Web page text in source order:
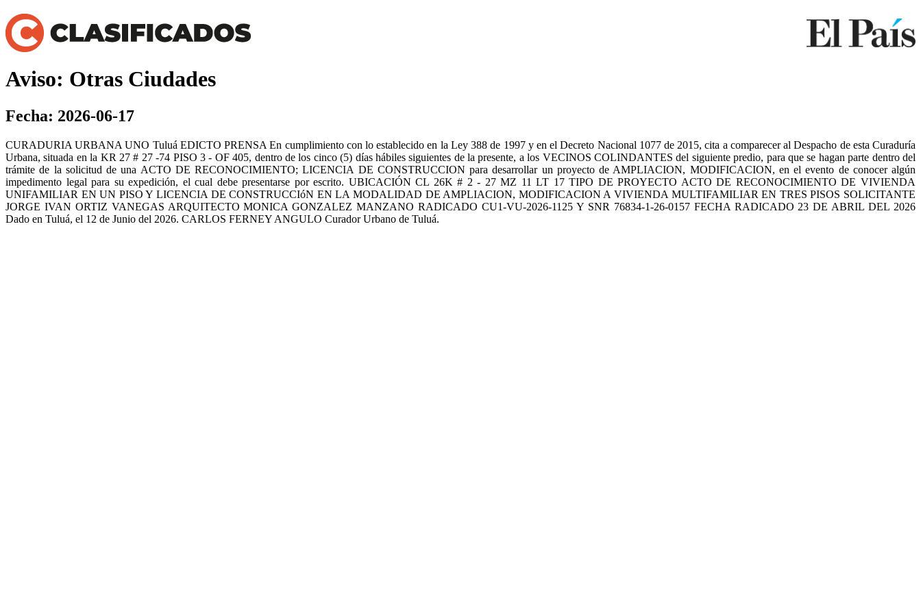
Aviso: Otras Ciudades
Fecha: 2026-06-17
CURADURIA URBANA UNO Tuluá EDICTO PRENSA En cumplimiento con lo establecido en la Ley 388 de 1997 y en el Decreto Nacional 1077 de 2015, cita a comparecer al Despacho de esta Curaduría
Urbana, situada en la KR 27 # 27 -74 PISO 3 - OF 405, dentro de los cinco (5) días hábiles siguientes de la presente, a los VECINOS COLINDANTES del siguiente predio, para que se hagan parte dentro del
trámite de la solicitud de una ACTO DE RECONOCIMIENTO; LICENCIA DE CONSTRUCCION para desarrollar un proyecto de AMPLIACION, MODIFICACION, en el evento de conocer algún
impedimento legal para su expedición, el cual debe presentarse por escrito. UBICACIÓN CL 26K # 2 - 27 MZ 11 LT 17 TIPO DE PROYECTO ACTO DE RECONOCIMIENTO DE VIVIENDA
UNIFAMILIAR EN UN PISO Y LICENCIA DE CONSTRUCCIóN EN LA MODALIDAD DE AMPLIACION, MODIFICACION A VIVIENDA MULTIFAMILIAR EN TRES PISOS SOLICITANTE
JORGE IVAN ORTIZ VANEGAS ARQUITECTO MONICA GONZALEZ MANZANO RADICADO CU1-VU-2026-1125 Y SNR 76834-1-26-0157 FECHA RADICADO 23 DE ABRIL DEL 2026
Dado en Tuluá, el 12 de Junio del 2026. CARLOS FERNEY ANGULO Curador Urbano de Tuluá.